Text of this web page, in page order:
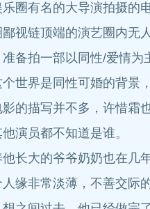
圈有名的大导演拍摄的
链顶端的演艺圈内无人
备拍一部以同性/爱情为
界是同性可婚的背景，
描写并不多，许惜霜也
演员都不知道是谁。
大的爷爷奶奶也在几年
缘非常淡薄，不善交际